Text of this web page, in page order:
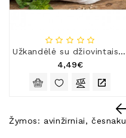
Užkandėlė su džiovintais baravykais
4,49€
Žymos: avinžirniai,česnaku